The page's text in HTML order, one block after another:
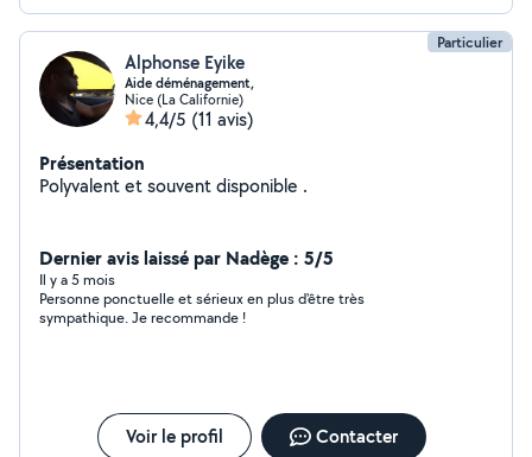
coloration, mixage, fx. LOGICIELS : · Illustrator, Affinity,
Canva · Photoshop, Lightroom · DaVinci Resolve, Capcut
· InDesign, Word, PowerPoint · Ableton Live, Rekordbox
Particulier
Alphonse Eyike
Aide déménagement,
Nice (La Californie)
4,4/5 (11 avis)
Présentation
Polyvalent et souvent disponible .
Dernier avis laissé par Nadège : 5/5
Il y a 5 mois
Personne ponctuelle et sérieux en plus d'être très
sympathique. Je recommande !
Voir le profil Contacter